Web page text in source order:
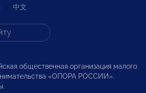
中文
общественная организация малого
«ОПОРА РОССИИ».